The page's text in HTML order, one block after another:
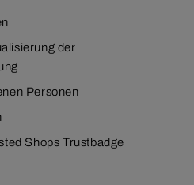
der
Personen
Shops Trustbadge